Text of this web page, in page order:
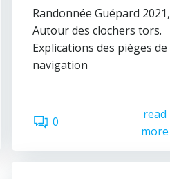
Randonnée Guépard 2021,
Autour des clochers tors.
Explications des pièges de
navigation
0
read
more